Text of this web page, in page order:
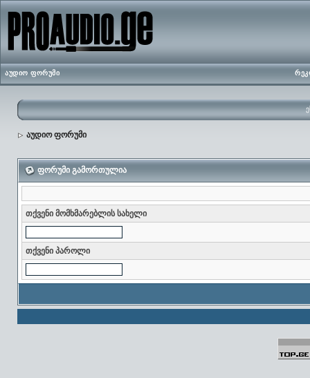
აუდიო ფორუმი
აუდიო ფორუმი
ფორუმი გამორთულია
თქვენი მომხმარებლის სახელი
თქვენი პაროლი